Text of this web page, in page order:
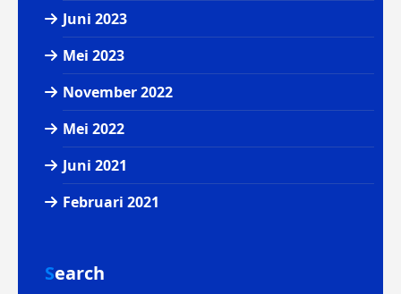
Juni 2023
Mei 2023
November 2022
Mei 2022
Juni 2021
Februari 2021
Search